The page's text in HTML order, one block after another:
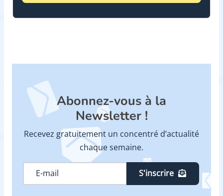
Abonnez-vous à la
Newsletter !
Recevez gratuitement un concentré d’actualité
chaque semaine.
S'inscrire